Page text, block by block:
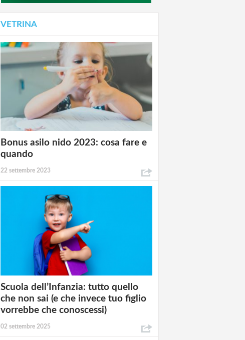
VETRINA
Bonus asilo nido 2023: cosa fare e
quando
22 settembre 2023
Scuola dell’Infanzia: tutto quello
che non sai (e che invece tuo figlio
vorrebbe che conoscessi)
02 settembre 2025